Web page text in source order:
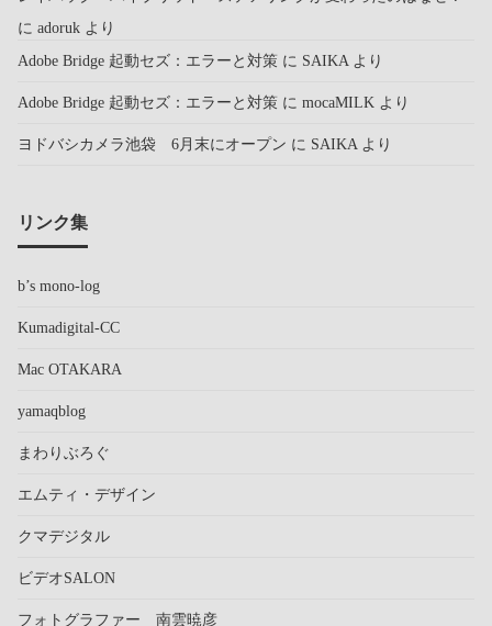
に adoruk より
Adobe Bridge 起動セズ：エラーと対策 に SAIKAより
Adobe Bridge 起動セズ：エラーと対策 に mocaMILK より
ヨドバシカメラ池袋 6月末にオープン に SAIKAより
リンク集
b’s mono-log
Kumadigital-CC
Mac OTAKARA
yamaqblog
まわりぶろぐ
エムティ・デザイン
クマデジタル
ビデオSALON
フォトグラファー 南雲暁彦